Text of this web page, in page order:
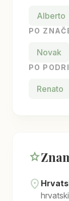
Alberto
PO
Novak
PO
Renato
star
location_on